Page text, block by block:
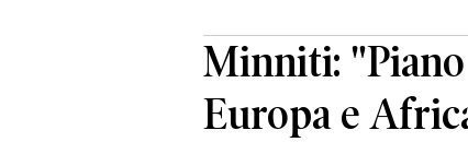
Minniti:
Europa e